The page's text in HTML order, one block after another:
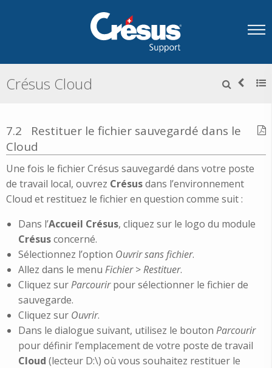
Crésus Cloud
7.2
Restituer le fichier sauvegardé dans le
Cloud
Une fois le fichier Crésus sauvegardé dans votre poste
de travail local, ouvrez Crésusdans l’environnement
Cloud et restituez le fichier en question comme suit :
Dans l’Accueil Crésus, cliquez sur le logo du module
Crésusconcerné.
Sélectionnez l’option Ouvrirsansfichier.
Allez dans le menu Fichier>Restituer.
Cliquez surParcourirpour sélectionner le fichier de
sauvegarde.
Cliquez sur Ouvrir.
Dans le dialogue suivant, utilisez le bouton Parcourir
pour définir l’emplacement de votre poste de travail
Cloud (lecteur D:\) où vous souhaitez restituer le